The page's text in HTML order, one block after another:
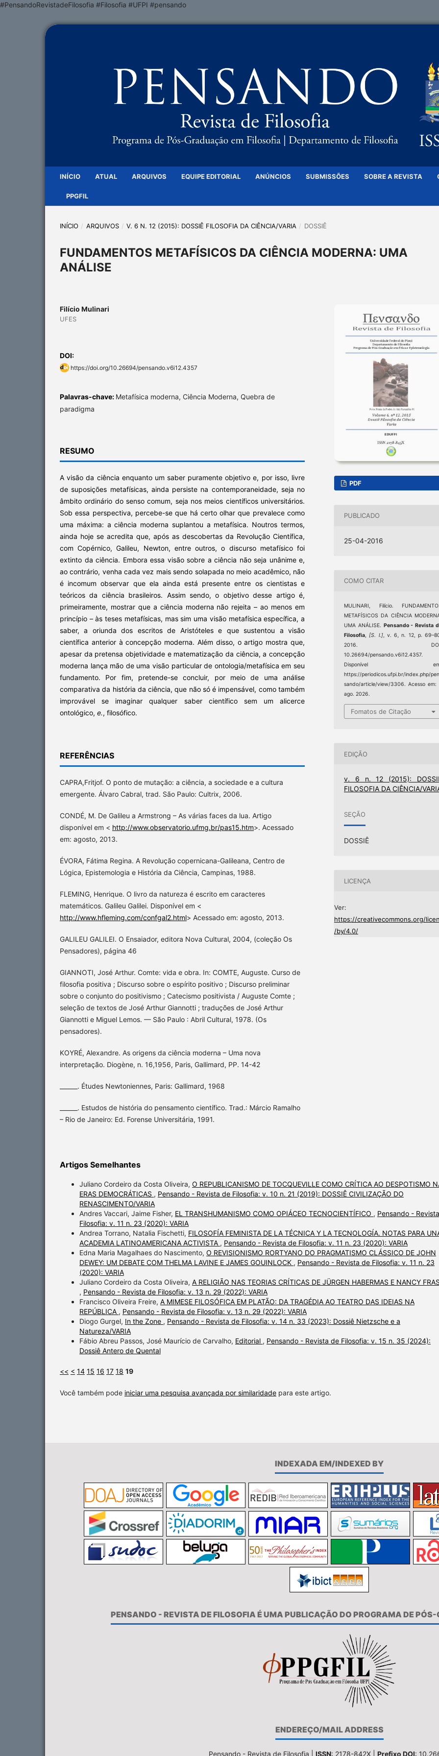
#PensandoRevistadeFilosofia #Filosofia #UFPI #pensando
INÍCIO ATUAL ARQUIVOS EQUIPE EDITORIAL ANÚNCIOS SUBMISSÕES SOBRE A REVISTA
PPGFIL
INÍCIO / ARQUIVOS / V. 6 N. 12 (2015): DOSSIÊ FILOSOFIA DA CIÊNCIA/VARIA / DOSSIÊ
FUNDAMENTOS METAFÍSICOS DA CIÊNCIA MODERNA: UMA
ANÁLISE
Filício Mulinari
UFES
DOI:
https://doi.org/10.26694/pensando.v6i12.4357
Palavras-chave: Metafísica moderna, Ciência Moderna, Quebra de
paradigma
RESUMO
A visão da ciência enquanto um saber puramente objetivo e, por isso, livre
de suposições metafísicas, ainda persiste na contemporaneidade, seja no
âmbito ordinário do senso comum, seja nos meios científicos universitários.
Sob essa perspectiva, percebe-se que há certo olhar que prevalece como
uma máxima: a ciência moderna suplantou a metafísica. Noutros termos,
ainda hoje se acredita que, após as descobertas da Revolução Científica,
com Copérnico, Galileu, Newton, entre outros, o discurso metafísico foi
extinto da ciência. Embora essa visão sobre a ciência não seja unânime e,
ao contrário, venha cada vez mais sendo solapada no meio acadêmico, não
é incomum observar que ela ainda está presente entre os cientistas e
teóricos da ciência brasileiros. Assim sendo, o objetivo desse artigo é,
primeiramente, mostrar que a ciência moderna não rejeita – ao menos em
princípio – às teses metafísicas, mas sim uma visão metafísica específica, a
saber, a oriunda dos escritos de Aristóteles e que sustentou a visão
científica anterior à concepção moderna. Além disso, o artigo mostra que,
apesar da pretensa objetividade e matematização da ciência, a concepção
moderna lança mão de uma visão particular de ontologia/metafísica em seu
fundamento. Por fim, pretende-se concluir, por meio de uma análise
comparativa da história da ciência, que não só é impensável, como também
improvável se imaginar qualquer saber científico sem um alicerce
ontológico, e., filosófico.
REFERÊNCIAS
CAPRA,Fritjof. O ponto de mutação: a ciência, a sociedade e a cultura
emergente. Álvaro Cabral, trad. São Paulo: Cultrix, 2006.
CONDÉ, M. De Galileu a Armstrong – As várias faces da lua. Artigo
disponível em < http://www.observatorio.ufmg.br/pas15.htm>. Acessado
em: agosto, 2013.
ÉVORA, Fátima Regina. A Revolução copernicana-Galileana, Centro de
Lógica, Epistemologia e História da Ciência, Campinas, 1988.
FLEMING, Henrique. O livro da natureza é escrito em caracteres
matemáticos. Galileu Galilei. Disponível em <
http://www.hfleming.com/confgal2.html> Acessado em: agosto, 2013.
GALILEU GALILEI. O Ensaiador, editora Nova Cultural, 2004, (coleção Os
Pensadores), página 46
GIANNOTI, José Arthur. Comte: vida e obra. In: COMTE, Auguste. Curso de
filosofia positiva ; Discurso sobre o espírito positivo ; Discurso preliminar
sobre o conjunto do positivismo ; Catecismo positivista / Auguste Comte ;
seleção de textos de José Arthur Giannotti ; traduções de José Arthur
Giannotti e Miguel Lemos. — São Paulo : Abril Cultural, 1978. (Os
pensadores).
KOYRÉ, Alexandre. As origens da ciência moderna – Uma nova
interpretação. Diogène, n. 16,1956, Paris, Gallimard, PP. 14-42
______. Études Newtoniennes, Paris: Gallimard, 1968
______. Estudos de história do pensamento científico. Trad.: Márcio Ramalho
– Rio de Janeiro: Ed. Forense Universitária, 1991.
PDF
PUBLICADO
25-04-2016
COMO CITAR
MULINARI, Filício.
METAFÍSICOS DA CIÊNCIA
UMA ANÁLISE. Pensando - Revista
Filosofia,[S. l.], v. 6, n. 12, p.
2016.
10.26694/pensando.v6i12.4357.
Disponível
https://periodicos.ufpi.br/index.php/
sando/article/view/3306. Acesso em:
ago. 2026.
Fomatos de Citação
EDIÇÃO
v. 6 n. 12 (2015):
FILOSOFIA DA CIÊNCIA/
SEÇÃO
DOSSIÊ
LICENÇA
Ver:
https://creativecommons.org/
/by/4.0/
Artigos Semelhantes
Juliano Cordeiro da Costa Oliveira, O REPUBLICANISMO DE TOCQUEVILLE COMO CRÍTICA AO DESPOTISMO
ERAS DEMOCRÁTICAS , Pensando - Revista de Filosofia: v. 10 n. 21 (2019): DOSSIÊ CIVILIZAÇÃO DO
RENASCIMENTO/VARIA
Andres Vaccari, Jaime Fisher, EL TRANSHUMANISMO COMO OPIÁCEO TECNOCIENTÍFICO , Pensando -
Filosofia: v. 11 n. 23 (2020): VARIA
Andrea Torrano, Natalia Fischetti, FILOSOFÍA FEMINISTA DE LA TÉCNICA Y LA TECNOLOGÍA. NOTAS PARA
ACADEMIA LATINOAMERICANA ACTIVISTA , Pensando - Revista de Filosofia: v. 11 n. 23 (2020): VARIA
Edna Maria Magalhaes do Nascimento, O REVISIONISMO RORTYANO DO PRAGMATISMO CLÁSSICO DE JOHN
DEWEY: UM DEBATE COM THELMA LAVINE E JAMES GOUINLOCK , Pensando - Revista de Filosofia: v. 11 n. 23
(2020): VARIA
Juliano Cordeiro da Costa Oliveira, A RELIGIÃO NAS TEORIAS CRÍTICAS DE JÜRGEN HABERMAS E NANCY
, Pensando - Revista de Filosofia: v. 13 n. 29 (2022): VARIA
Francisco Oliveira Freire, A MIMESE FILOSÓFICA EM PLATÃO: DA TRAGÉDIA AO TEATRO DAS IDEIAS NA
REPÚBLICA , Pensando - Revista de Filosofia: v. 13 n. 29 (2022): VARIA
Diogo Gurgel, In the Zone , Pensando - Revista de Filosofia: v. 14 n. 33 (2023): Dossiê Nietzsche e a
Natureza/VARIA
Fábio Abreu Passos, José Maurício de Carvalho, Editorial , Pensando - Revista de Filosofia: v. 15 n. 35 (2024):
Dossiê Antero de Quental
<< < 14 15 16 17 18 19
Você também pode iniciar uma pesquisa avançada por similaridade para este artigo.
INDEXADA EM/INDEXED BY
PENSANDO - REVISTA DE FILOSOFIA É UMA PUBLICAÇÃO DO PROGRAMA DE
ENDEREÇO/MAIL ADDRESS
Pensando - Revista de Filosofia | ISSN: 2178-842X | Prefixo DOI: